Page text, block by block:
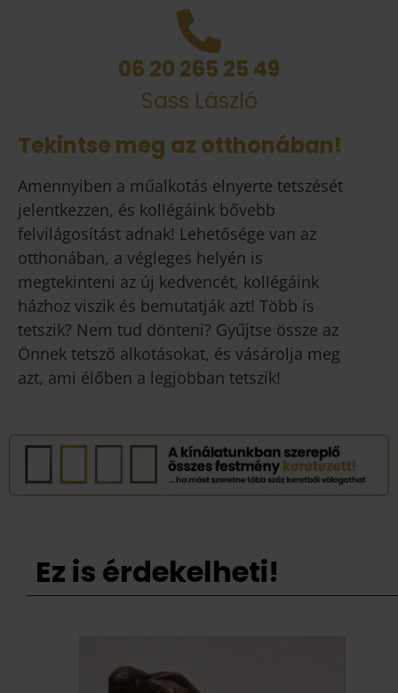
06 20 265 25 49
Sass László
Tekintse meg az otthonában!
Amennyiben a műalkotás elnyerte tetszését
jelentkezzen, és kollégáink bővebb
felvilágosítást adnak! Lehetősége van az
otthonában, a végleges helyén is
megtekinteni az új kedvencét, kollégáink
házhoz viszik és bemutatják azt! Több is
tetszik? Nem tud dönteni? Gyűjtse össze az
Önnek tetsző alkotásokat, és vásárolja meg
azt, ami élőben a legjobban tetszik!
Ez is érdekelheti!